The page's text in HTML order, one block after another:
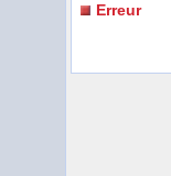
Erreur